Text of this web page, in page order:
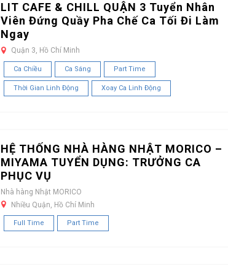
LIT CAFE & CHILL QUẬN 3 Tuyển Nhân
Viên Đứng Quầy Pha Chế Ca Tối Đi Làm
Ngay
Quận 3, Hồ Chí Minh
Ca Chiều Ca Sáng Part Time
Thời Gian Linh Động Xoay Ca Linh Động
HỆ THỐNG NHÀ HÀNG NHẬT MORICO –
MIYAMA TUYỂN DỤNG: TRƯỞNG CA
PHỤC VỤ
Nhà hàng Nhật MORICO
Nhiều Quận, Hồ Chí Minh
Full Time Part Time